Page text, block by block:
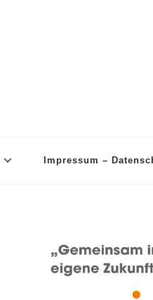
Impressum –